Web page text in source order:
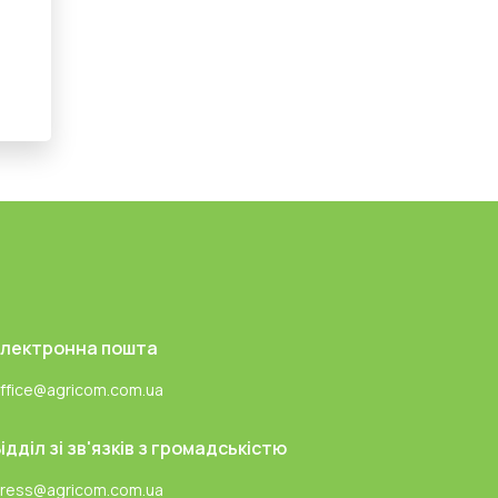
пошта
зі зв'язків з громадськістю